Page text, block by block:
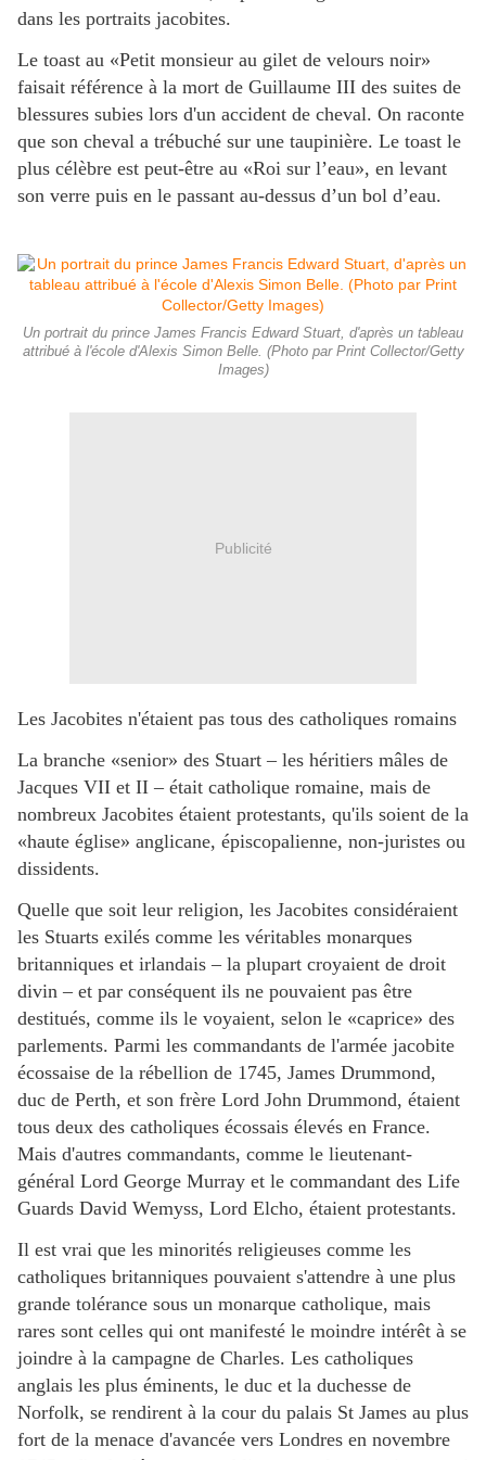
dans les portraits jacobites.
Le toast au «Petit monsieur au gilet de velours noir»
faisait référence à la mort de Guillaume III des suites de
blessures subies lors d'un accident de cheval. On raconte
que son cheval a trébuché sur une taupinière. Le toast le
plus célèbre est peut-être au «Roi sur l’eau», en levant
son verre puis en le passant au-dessus d’un bol d’eau.
Un portrait du prince James Francis Edward Stuart, d'après un tableau
attribué à l'école d'Alexis Simon Belle. (Photo par Print Collector/Getty
Images)
Publicité
Les Jacobites n'étaient pas tous des catholiques romains
La branche «senior» des Stuart – les héritiers mâles de
Jacques VII et II – était catholique romaine, mais de
nombreux Jacobites étaient protestants, qu'ils soient de la
«haute église» anglicane, épiscopalienne, non-juristes ou
dissidents.
Quelle que soit leur religion, les Jacobites considéraient
les Stuarts exilés comme les véritables monarques
britanniques et irlandais – la plupart croyaient de droit
divin – et par conséquent ils ne pouvaient pas être
destitués, comme ils le voyaient, selon le «caprice» des
parlements. Parmi les commandants de l'armée jacobite
écossaise de la rébellion de 1745, James Drummond,
duc de Perth, et son frère Lord John Drummond, étaient
tous deux des catholiques écossais élevés en France.
Mais d'autres commandants, comme le lieutenant-
général Lord George Murray et le commandant des Life
Guards David Wemyss, Lord Elcho, étaient protestants.
Il est vrai que les minorités religieuses comme les
catholiques britanniques pouvaient s'attendre à une plus
grande tolérance sous un monarque catholique, mais
rares sont celles qui ont manifesté le moindre intérêt à se
joindre à la campagne de Charles. Les catholiques
anglais les plus éminents, le duc et la duchesse de
Norfolk, se rendirent à la cour du palais St James au plus
fort de la menace d'avancée vers Londres en novembre